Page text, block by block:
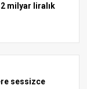
milyar liralık
sessizce